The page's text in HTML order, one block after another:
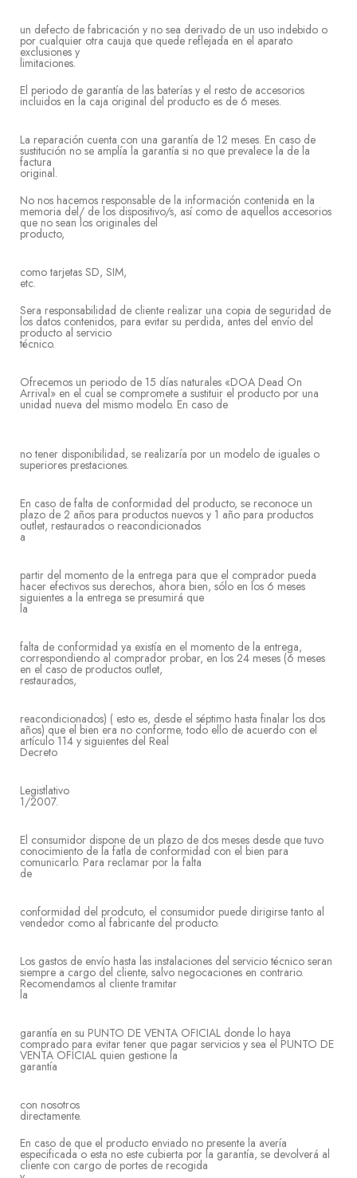
un defecto de fabricación y no sea derivado de un uso indebido o
por cualquier otra cauja que quede reflejada en el aparato
exclusiones y
El periodo de garantía de las baterías y el resto de accesorios
incluidos en la caja original del producto es de 6 meses.
La reparación cuenta con una garantía de 12 meses. En caso de
sustitución no se amplía la garantía si no que prevalece la de la
factura
No nos hacemos responsable de la información contenida en la
memoria del/ de los dispositivo/s, así como de aquellos accesorios
que no sean los originales del
como tarjetas SD, SIM,
Sera responsabilidad de cliente realizar una copia de seguridad de
los datos contenidos, para evitar su perdida, antes del envío del
producto al servicio
Ofrecemos un periodo de 15 días naturales «DOA Dead On
Arrival» en el cual se compromete a sustituir el producto por una
unidad nueva del mismo modelo. En caso de
no tener disponibilidad, se realizaría por un modelo de iguales o
superiores prestaciones.
En caso de falta de conformidad del producto, se reconoce un
plazo de 2 años para productos nuevos y 1 año para productos
outlet, restaurados o reacondicionados
partir del momento de la entrega para que el comprador pueda
hacer efectivos sus derechos, ahora bien, sólo en los 6 meses
siguientes a la entrega se presumirá que
falta de conformidad ya existía en el momento de la entrega,
correspondiendo al comprador probar, en los 24 meses (6 meses
en el caso de productos outlet,
reacondicionados) ( esto es, desde el séptimo hasta finalar los dos
años) que el bien era no conforme, todo ello de acuerdo con el
artículo 114 y siguientes del Real
Legistlativo
1/
El consumidor dispone de un plazo de dos meses desde que tuvo
conocimiento de la fatla de conformidad con el bien para
comunicarlo. Para reclamar por la falta
conformidad del prodcuto, el consumidor puede dirigirse tanto al
vendedor como al fabricante del producto.
Los gastos de envío hasta las instalaciones del servicio técnico seran
siempre a cargo del cliente, salvo negocaciones en contrario.
Recomendamos al cliente tramitar
garantía en su PUNTO DE VENTA OFICIAL donde lo haya
comprado para evitar tener que pagar servicios y sea el PUNTO DE
VENTA OFICIAL quien gestione la
con nosotros
En caso de que el producto enviado no presente la avería
especificada o esta no este cubierta por la garantía, se devolverá al
cliente con cargo de portes de recogida